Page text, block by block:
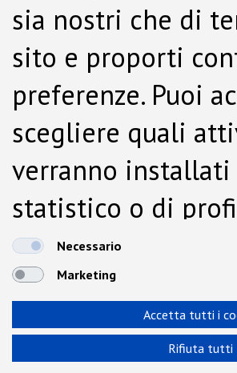
sia nostri che di
sito e proporti
preferenze. Puoi
scegliere quali
verranno
statistico o di
dalla Cookie Policy.
Necessario
Marketing
Accetta tutti i
Rifiuta tutti